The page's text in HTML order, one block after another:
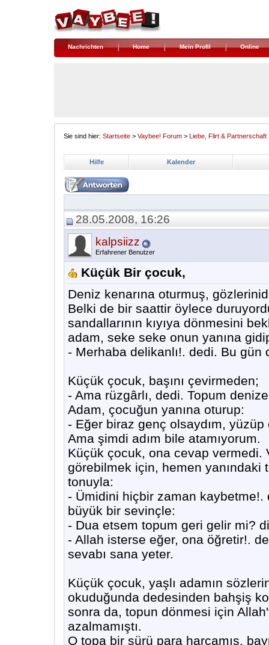
Nachrichten Home Mein Profil Online
Sie sind hier: Startseite > Vaybee! Forum > Liebe, Flirt & Partnerschaft
Hilfe Kalender
28.05.2008, 16:26
kalpsiizz
Erfahrener Benutzer
Küçük Bir çocuk,
Deniz kenarına oturmuş,
Belki de bir saattir öylece
sandallarının kıyıya dönmesini
adam, seke seke onun yanına
- Merhaba delikanlı!. dedi. Bu
Küçük çocuk, başını çevirmeden;
- Ama rüzgârlı, dedi. Topum
Adam, çocuğun yanına oturup:
- Eğer biraz genç olsaydım, yüzüp
Ama şimdi adım bile atamıyorum.
Küçük çocuk, ona cevap vermedi.
görebilmek için, hemen yanındaki
tonuyla:
- Ümidini hiçbir zaman
büyük bir sevinçle:
- Dua etsem topum geri gelir mi?
- Allah isterse eğer, ona öğretir!.
sevabı sana yeter.
Küçük çocuk, yaşlı adamın
okuduğunda dedesinden bahşiş
sonra da, topun dönmesi için
azalmamıştı.
O topa bir sürü para harcamış,